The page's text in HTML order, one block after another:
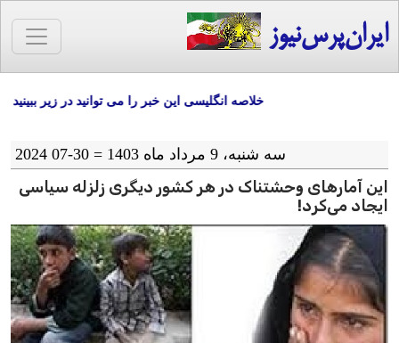
ایران‌پرس‌نیوز
خلاصه انگلیسی این خبر را می توانید در زیر ببینید
سه شنبه، 9 مرداد ماه 1403 = 30-07 2024
این آمارهای وحشتناک در هر کشور دیگری زلزله سیاسی
ایجاد می‌کرد!